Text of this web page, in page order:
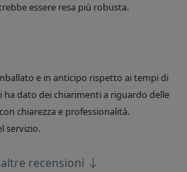
essere resa più robusta.
e in anticipo rispetto ai tempi di
ha dato dei chiarimenti a riguardo delle
chiarezza e professionalità.
servizio.
recensioni